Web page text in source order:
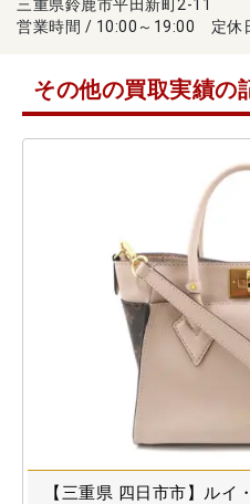
三重県鈴鹿市平田新町2-11
営業時間 / 10:00～19:00 定休
その他の買取実績の
【三重県 四日市市】ル